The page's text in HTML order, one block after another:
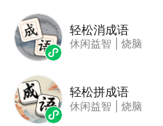
轻松消成语
休闲益智 烧脑
轻松拼成语
休闲益智 烧脑